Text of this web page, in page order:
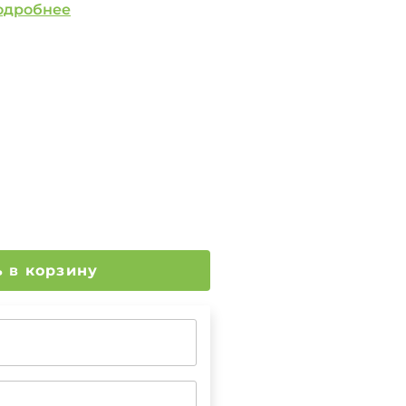
Добавить в корзину